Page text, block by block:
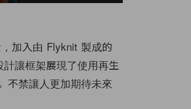
加入由 Flyknit 製成的
讓框架展現了使用再生
不禁讓人更加期待未來